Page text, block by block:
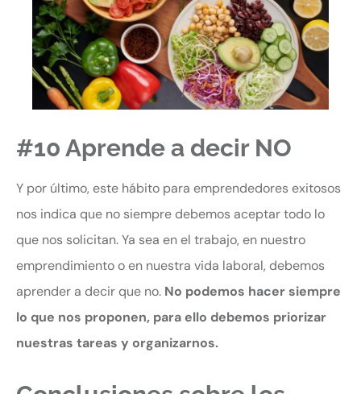
#10 Aprende a decir NO
Y por último, este hábito para emprendedores exitosos
nos indica que no siempre debemos aceptar todo lo
que nos solicitan. Ya sea en el trabajo, en nuestro
emprendimiento o en nuestra vida laboral, debemos
aprender a decir que no. No podemos hacer siempre
lo que nos proponen, para ello debemos priorizar
nuestras tareas y organizarnos.